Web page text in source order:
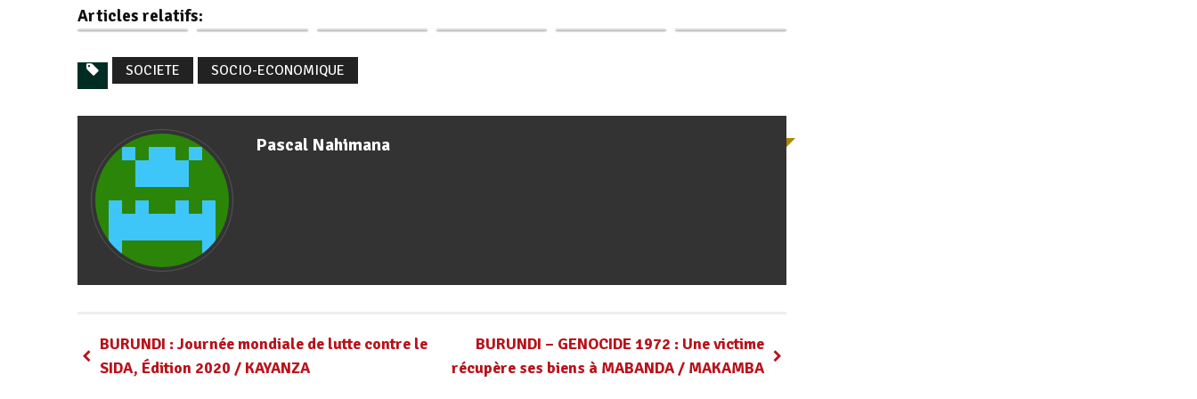
Articles relatifs:
173 familles…
SOCIETE SOCIO-ECONOMIQUE
Pascal Nahimana
BURUNDI : Journée mondiale de lutte contre le
SIDA, Édition 2020 / KAYANZA
BURUNDI – GENOCIDE 1972 : Une victime
récupère ses biens à MABANDA / MAKAMBA